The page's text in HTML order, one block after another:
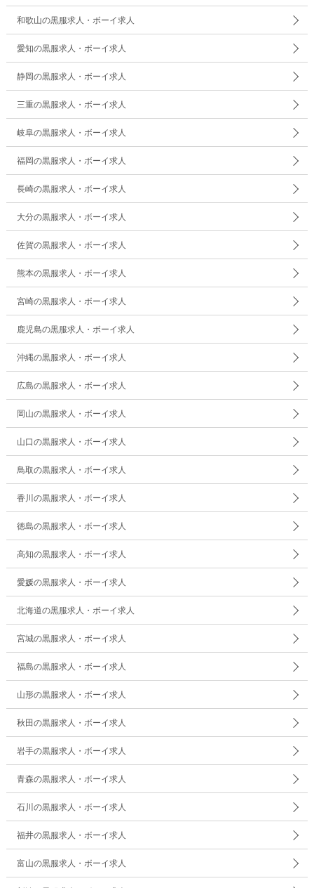
和歌山の黒服求人・ボーイ求人
愛知の黒服求人・ボーイ求人
静岡の黒服求人・ボーイ求人
三重の黒服求人・ボーイ求人
岐阜の黒服求人・ボーイ求人
福岡の黒服求人・ボーイ求人
長崎の黒服求人・ボーイ求人
大分の黒服求人・ボーイ求人
佐賀の黒服求人・ボーイ求人
熊本の黒服求人・ボーイ求人
宮崎の黒服求人・ボーイ求人
鹿児島の黒服求人・ボーイ求人
沖縄の黒服求人・ボーイ求人
広島の黒服求人・ボーイ求人
岡山の黒服求人・ボーイ求人
山口の黒服求人・ボーイ求人
鳥取の黒服求人・ボーイ求人
香川の黒服求人・ボーイ求人
徳島の黒服求人・ボーイ求人
高知の黒服求人・ボーイ求人
愛媛の黒服求人・ボーイ求人
北海道の黒服求人・ボーイ求人
宮城の黒服求人・ボーイ求人
福島の黒服求人・ボーイ求人
山形の黒服求人・ボーイ求人
秋田の黒服求人・ボーイ求人
岩手の黒服求人・ボーイ求人
青森の黒服求人・ボーイ求人
石川の黒服求人・ボーイ求人
福井の黒服求人・ボーイ求人
富山の黒服求人・ボーイ求人